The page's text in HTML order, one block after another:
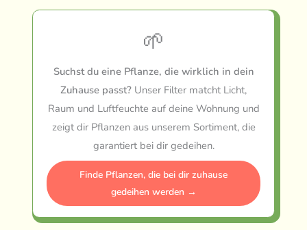
🌱
Suchst du eine Pflanze, die wirklich in dein
Zuhause passt? Unser Filter matcht Licht,
Raum und Luftfeuchte auf deine Wohnung und
zeigt dir Pflanzen aus unserem Sortiment, die
garantiert bei dir gedeihen.
Finde Pflanzen, die bei dir zuhause
gedeihen werden →